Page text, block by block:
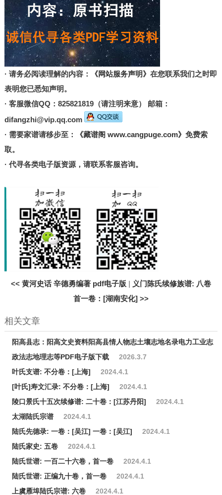
· 请务必阅读理解的内容： 《网站服务声明》 在您联系我们之时即
表明您已悉知声明。
· 客服微信QQ：825821819（请注明来意） 邮箱：
difangzhi@vip.qq.com
· 需要家谱请移步至：
《藏谱阁 www.cangpuge.com》 免费索
取。
· 代寻各类电子版资源，请联系客服咨询。
<< 黄河史话 辛德勇编著 pdf电子版 | 义门陈氏续修族谱: 八卷
首一卷：[湖南安化]>>
相关文章
阳高县志：阳高文史资料阳高县情人物志土壤志地名录电力工业志
政法志地理志等PDF电子版下载
2026.3.7
叶氏支谱: 不分卷：[上海]
2024.4.1
[叶氏]寿文汇录: 不分卷：[上海]
2024.4.1
陵口景氏十五次续修谱: 二十卷：[江苏丹阳]
2024.4.1
太湖陆氏宗谱
2024.4.1
陆氏先德录: 一卷：[吴江] 一卷：[吴江]
2024.4.1
陆氏家史: 五卷
2024.4.1
陆氏世谱: 一百二十六卷，首一卷
2024.4.1
陆氏世谱: 正编九十卷，首一卷
2024.4.1
上虞雁埠陆氏宗谱: 六卷
2024.4.1